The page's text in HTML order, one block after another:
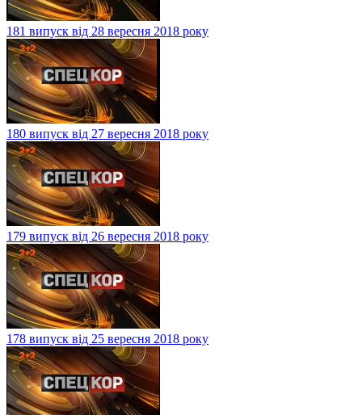
181 випуск від 28 вересня 2018 року
180 випуск від 27 вересня 2018 року
179 випуск від 26 вересня 2018 року
178 випуск від 25 вересня 2018 року